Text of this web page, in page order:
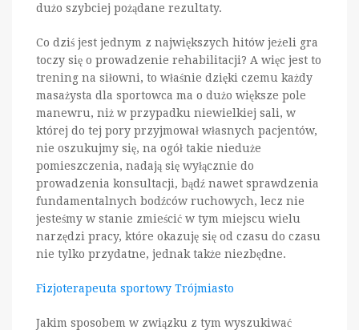
dużo szybciej pożądane rezultaty.
Co dziś jest jednym z największych hitów jeżeli gra
toczy się o prowadzenie rehabilitacji? A więc jest to
trening na siłowni, to właśnie dzięki czemu każdy
masażysta dla sportowca ma o dużo większe pole
manewru, niż w przypadku niewielkiej sali, w
której do tej pory przyjmował własnych pacjentów,
nie oszukujmy się, na ogół takie nieduże
pomieszczenia, nadają się wyłącznie do
prowadzenia konsultacji, bądź nawet sprawdzenia
fundamentalnych bodźców ruchowych, lecz nie
jesteśmy w stanie zmieścić w tym miejscu wielu
narzędzi pracy, które okazuję się od czasu do czasu
nie tylko przydatne, jednak także niezbędne.
Fizjoterapeuta sportowy Trójmiasto
Jakim sposobem w związku z tym wyszukiwać